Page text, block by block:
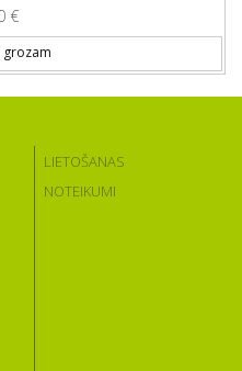
€
grozam
LIETOŠANAS
NOTEIKUMI